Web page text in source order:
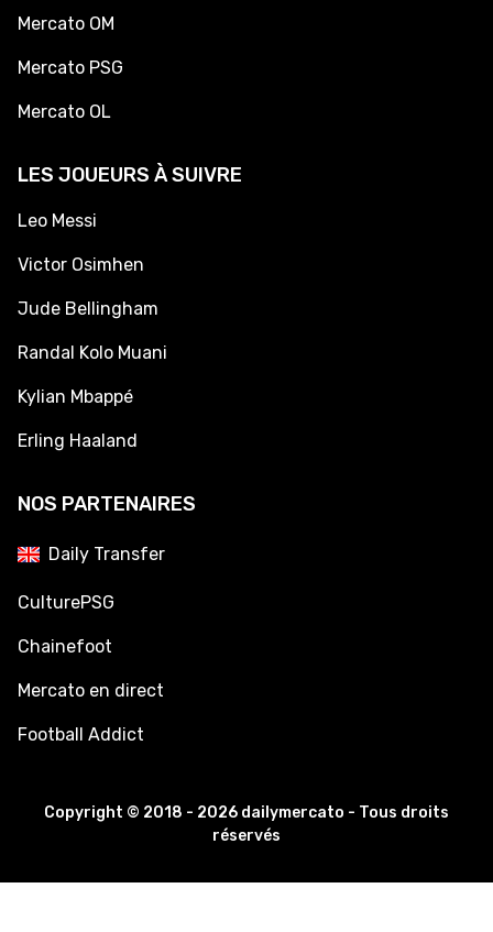
Mercato OM
Mercato PSG
Mercato OL
LES JOUEURS À SUIVRE
Leo Messi
Victor Osimhen
Jude Bellingham
Randal Kolo Muani
Kylian Mbappé
Erling Haaland
NOS PARTENAIRES
Daily Transfer
CulturePSG
Chainefoot
Mercato en direct
Football Addict
Copyright © 2018 - 2026 dailymercato - Tous droits
réservés